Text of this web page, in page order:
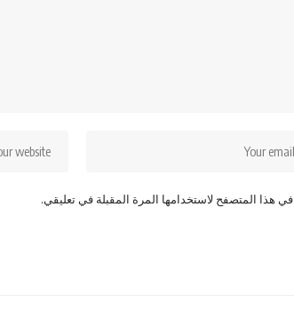
هذا المتصفح لاستخدامها المرة المقبلة في تعليقي.